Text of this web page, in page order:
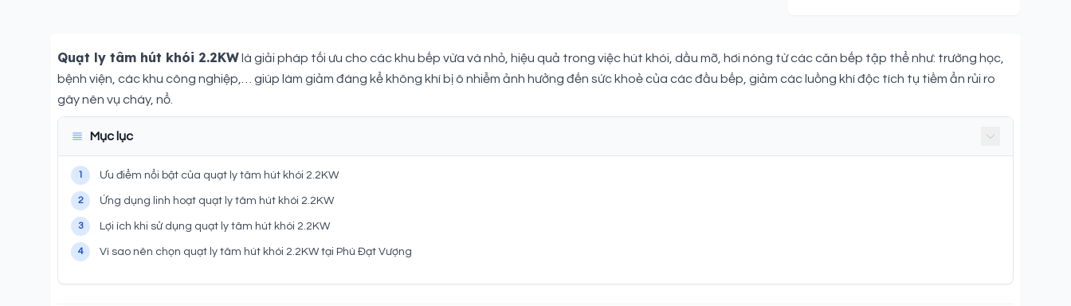
Description
Quạt ly tâm hút khói 2.2KW là giải pháp tối ưu cho các khu bếp vừa và nhỏ, hiệu quả trong việc hút khói, dầu mỡ, hơi nóng từ các căn bếp tập thể như: trường học,
bệnh viện, các khu công nghiệp,… giúp làm giảm đáng kể không khí bị ô nhiễm ảnh hưởng đến sức khoẻ của các đầu bếp, giảm các luồng khí độc tích tụ tiềm ẩn rủi ro
gây nên vụ cháy, nổ.
Mục lục
1 Ưu điểm nổi bật của quạt ly tâm hút khói 2.2KW
2 Ứng dụng linh hoạt quạt ly tâm hút khói 2.2KW
3 Lợi ích khi sử dụng quạt ly tâm hút khói 2.2KW
4 Vì sao nên chọn quạt ly tâm hút khói 2.2KW tại Phú Đạt Vượng